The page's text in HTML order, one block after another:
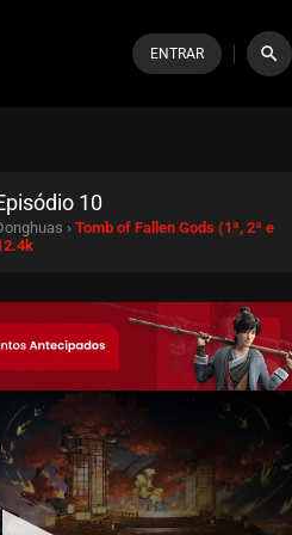
ENTRAR search
10
› Tomb of Fallen Gods (1ª, 2ª e